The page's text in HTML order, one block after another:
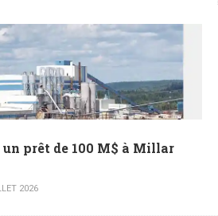
un prêt de 100 M$ à Millar
2026